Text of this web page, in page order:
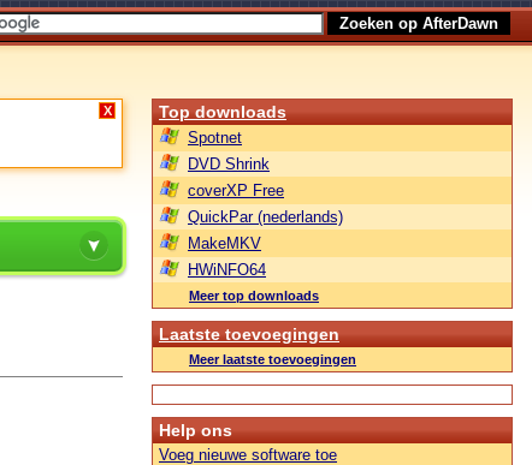
X Top downloads
Spotnet
DVD Shrink
coverXP Free
QuickPar (nederlands)
MakeMKV
HWiNFO64
Meer top downloads
Laatste toevoegingen
Meer laatste toevoegingen
Help ons
Voeg nieuwe software toe